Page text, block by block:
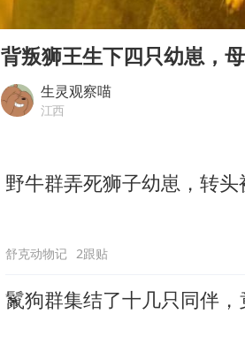
商场现钱学森
36岁男演员成
乐享全民健身
背叛狮王生下四只幼崽，
生灵观察喵
江西
野牛群弄死狮子幼崽，转头
舒克动物记 2跟贴
鬣狗群集结了十几只同伴，